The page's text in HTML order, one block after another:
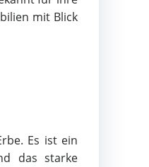
mit Blick
Es ist ein
das starke